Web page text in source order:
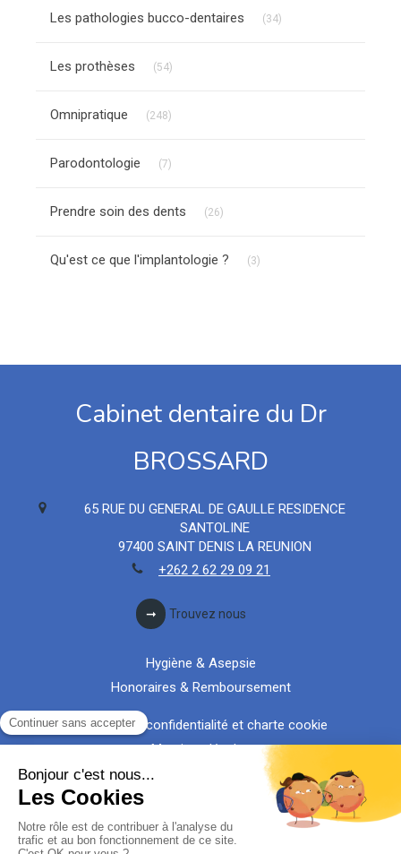
Les pathologies bucco-dentaires (34)
Les prothèses (54)
Omnipratique (248)
Parodontologie (7)
Prendre soin des dents (26)
Qu'est ce que l'implantologie ? (3)
Cabinet dentaire du Dr
BROSSARD
65 RUE DU GENERAL DE GAULLE RESIDENCE
SANTOLINE
97400 SAINT DENIS LA REUNION
+262 2 62 29 09 21
Trouvez nous
Hygiène & Asepsie
Honoraires & Remboursement
Politique de confidentialité et charte cookie
Mentions légales
Conditions Générales Utilisation
Charte déontologique
Ordre national
Annuaires chirurgiens dentistes